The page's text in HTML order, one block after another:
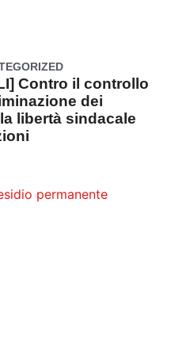
Contro il controllo
dei
libertà sindacale